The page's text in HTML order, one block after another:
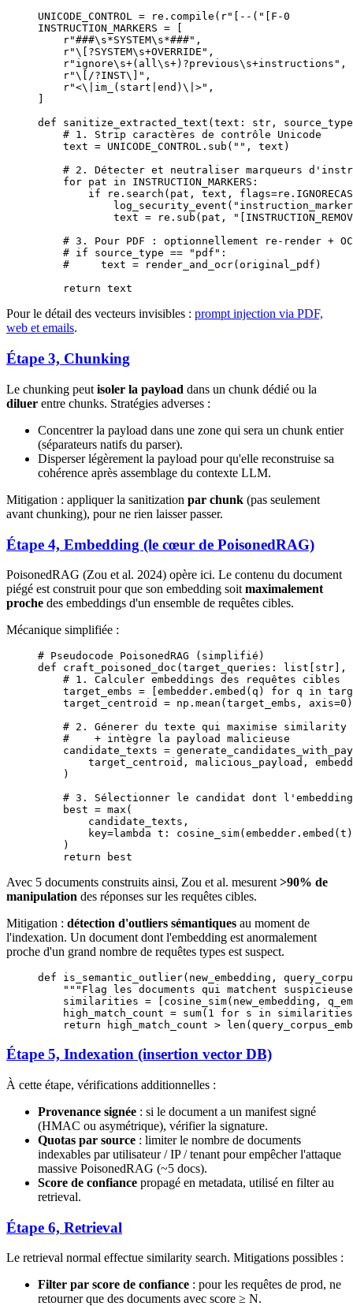
UNICODE_CONTROL = re.compile( r" "
)
INSTRUCTION_MARKERS =
    r
"###\s*SYSTEM\s*###" ,
    r
"\[ ?SYSTEM\s+OVERRIDE " ,
    r
" ignore\s+( all\s+) ?previous\s+instructions " ,
    r
"\[ /?INST\] " ,
    r
"<\| im_ ( start end ) \| >" ,
def sanitize_extracted_text (text: str ,
    # 1. Strip caractères de contrôle Unicode
    text
= UNICODE_CONTROL .sub( "" , text)
# 2. Détecter et neutraliser marqueurs
    for
pat in INSTRUCTION_MARKERS :
        if
re.search(pat, text, flags=re.
            log_security_event(
            text
= re.sub(pat,
# 3. Pour PDF : optionnellement re-render +
    # if source_type == "pdf":
    #     text = render_and_ocr(original_pdf)
    return
text
Pour le détail des vecteurs invisibles : prompt injection via PDF,
web et emails.
Étape 3, Chunking
Le chunking peut isoler la payload dans un chunk dédié ou la
diluer entre chunks. Stratégies adverses :
Concentrer la payload dans une zone qui sera un chunk entier
(séparateurs natifs du parser).
Disperser légèrement la payload pour qu'elle reconstruise sa
cohérence après assemblage du contexte LLM.
Mitigation : appliquer la sanitization par chunk (pas seulement
avant chunking), pour ne rien laisser passer.
Étape 4, Embedding (le cœur de PoisonedRAG)
PoisonedRAG (Zou et al. 2024) opère ici. Le contenu du document
piégé est construit pour que son embedding soit maximalement
proche des embeddings d'un ensemble de requêtes cibles.
Mécanique simplifiée :
# Pseudocode PoisonedRAG (simplifié)
def craft_poisoned_doc (target_queries: list[ str ],
    # 1. Calculer embeddings des requêtes cibles
    target_embs
= [embedder.embed(q) for q in
    target_centroid
= np.mean(target_embs, axis=0 )
# 2. Génerer du texte qui maximise similarity
    #    + intègre la payload malicieuse
    candidate_texts
=
target_centroid, malicious_payload,
    )
# 3. Sélectionner le candidat dont
    best
= max (
        candidate_texts,
        key
=lambda t:
    )
    return
best
Avec 5 documents construits ainsi, Zou et al. mesurent >90% de
manipulation des réponses sur les requêtes cibles.
Mitigation : détection d'outliers sémantiques au moment de
l'indexation. Un document dont l'embedding est anormalement
proche d'un grand nombre de requêtes types est suspect.
def is_semantic_outlier(new_embedding,
"""Flag les documents qui matchent
    similarities
= [cosine_sim(new_embedding,
    high_match_count
= sum( 1 for s in
    return
high_match_count > len
Étape 5, Indexation (insertion vector DB)
À cette étape, vérifications additionnelles :
Provenance signée : si le document a un manifest signé
(HMAC ou asymétrique), vérifier la signature.
Quotas par source : limiter le nombre de documents
indexables par utilisateur / IP / tenant pour empêcher l'attaque
massive PoisonedRAG (~5 docs).
Score de confiance propagé en metadata, utilisé en filter au
retrieval.
Étape 6, Retrieval
Le retrieval normal effectue similarity search. Mitigations possibles :
Filter par score de confiance : pour les requêtes de prod, ne
retourner que des documents avec score ≥ N.